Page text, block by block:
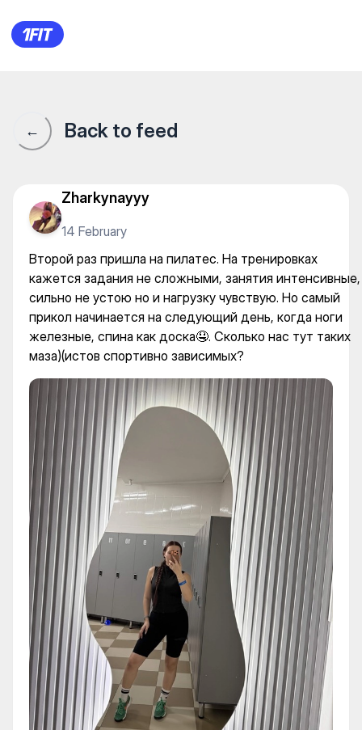
Второй раз пришла на
← Back to feed
Zharkynayyy
14 February
Второй раз пришла на пилатес. На тренировках
кажется задания не сложными, занятия интенсивные,
сильно не устою но и нагрузку чувствую. Но самый
прикол начинается на следующий день, когда ноги
железные, спина как доска🤤. Сколько нас тут таких
маза)(истов спортивно зависимых?